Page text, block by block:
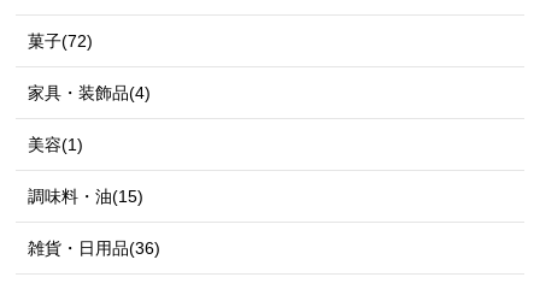
菓子(72)
家具・装飾品(4)
美容(1)
調味料・油(15)
雑貨・日用品(36)